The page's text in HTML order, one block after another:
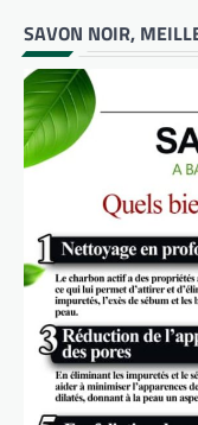
SAVON NOIR,